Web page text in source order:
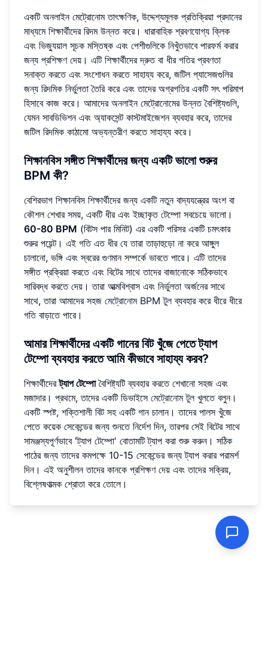
একটি অনলাইন মেট্রোনোম তাৎক্ষণিক, উদ্দেশ্যমূলক প্রতিক্রিয়া প্রদানের
মাধ্যমে শিক্ষার্থীদের রিদম উন্নত করে। ধারাবাহিক শ্রবণযোগ্য ক্লিক
এবং ভিজ্যুয়াল সূচক মস্তিষ্ক এবং পেশীগুলিকে নিখুঁতভাবে পারফর্ম করার
জন্য প্রশিক্ষণ দেয়। এটি শিক্ষার্থীদের দ্রুত বা ধীর গতির প্রবণতা
সনাক্ত করতে এবং সংশোধন করতে সাহায্য করে, জটিল প্যাসেজগুলির
জন্য রিদমিক নির্ভুলতা তৈরি করে এবং তাদের অগ্রগতির একটি সৎ পরিমাপ
হিসাবে কাজ করে। আমাদের অনলাইন মেট্রোনোমের উন্নত বৈশিষ্ট্যগুলি,
যেমন সাবডিভিশন এবং অ্যাকসেন্ট কাস্টমাইজেশন ব্যবহার করে, তাদের
জটিল রিদমিক কাঠামো অভ্যন্তরীণ করতে সাহায্য করে।
শিক্ষানবিস সঙ্গীত শিক্ষার্থীদের জন্য একটি ভালো শুরুর
BPM কী?
বেশিরভাগ শিক্ষানবিস শিক্ষার্থীদের জন্য একটি নতুন বাদ্যযন্ত্রের অংশ বা
কৌশল শেখার সময়, একটি ধীর এবং ইচ্ছাকৃত টেম্পো সবচেয়ে ভালো।
60-80 BPM (বিটস পার মিনিট) এর একটি পরিসর একটি চমৎকার
শুরুর পয়েন্ট। এই গতি এত ধীর যে তারা তাড়াহুড়ো না করে আঙ্গুল
চালানো, ভঙ্গি এবং স্বরের গুণমান সম্পর্কে ভাবতে পারে। এটি তাদের
সঙ্গীত প্রক্রিয়া করতে এবং বিটের সাথে তাদের বাজানোকে সঠিকভাবে
সারিবদ্ধ করতে দেয়। তারা আত্মবিশ্বাস এবং নির্ভুলতা অর্জনের সাথে
সাথে, তারা আমাদের সহজ মেট্রোনোম BPM টুলব্যবহার করে ধীরে ধীরে
গতি বাড়াতে পারে।
আমার শিক্ষার্থীদের একটি গানের বিট খুঁজে পেতে ট্যাপ
টেম্পো ব্যবহার করতে আমি কীভাবে সাহায্য করব?
শিক্ষার্থীদেরট্যাপ টেম্পোবৈশিষ্ট্যটি ব্যবহার করতে শেখানো সহজ এবং
মজাদার। প্রথমে, তাদের একটি ডিভাইসে মেট্রোনোম টুলখুলতে বলুন।
একটি স্পষ্ট, শক্তিশালী বিট সহ একটি গান চালান। তাদের পালস খুঁজে
পেতে কয়েক সেকেন্ডের জন্য শুনতে নির্দেশ দিন, তারপর সেই বিটের সাথে
সামঞ্জস্যপূর্ণভাবে 'ট্যাপ টেম্পো' বোতামটি ট্যাপ করা শুরু করুন। সঠিক
পাঠের জন্য তাদের কমপক্ষে 10-15 সেকেন্ডের জন্য ট্যাপ করার পরামর্শ
দিন। এই অনুশীলন তাদের কানকে প্রশিক্ষণ দেয় এবং তাদের সক্রিয়,
বিশ্লেষণাত্মক শ্রোতা করে তোলে।